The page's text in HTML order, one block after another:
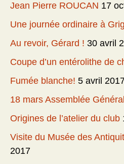
Jean Pierre ROUCAN 17
Une journée ordinaire à
Au revoir, Gérard ! 30 avril
Coupe d’un entérolithe de
Fumée blanche! 5 avril
18 mars Assemblée
Origines de l’atelier du club
Visite du Musée des
2017